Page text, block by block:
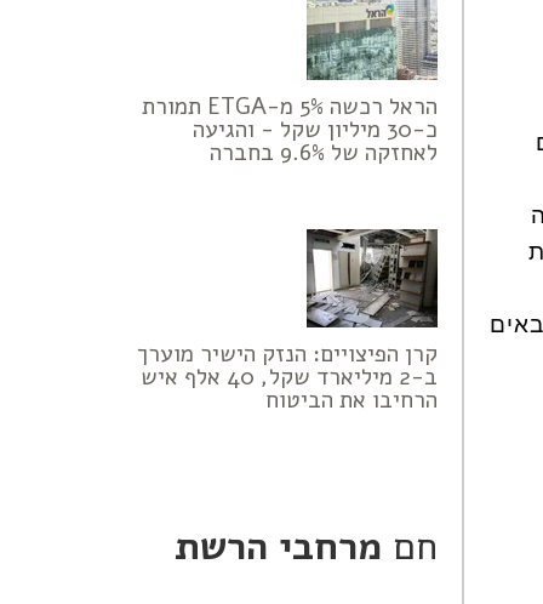
הראל רכשה 5% מ-ETGA תמורת
כ-30 מיליון שקל - והגיעה
לאחזקה של 9.6% בחברה
קרן הפיצויים: הנזק הישיר מוערך
ב-2 מיליארד שקל, 40 אלף איש
הרחיבו את הביטוח
חם מרחבי הרשת